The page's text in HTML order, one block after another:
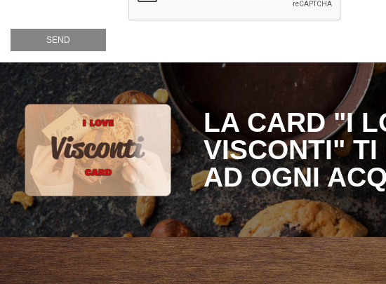
LA CARD "I
VISCONTI" TI
AD OGNI